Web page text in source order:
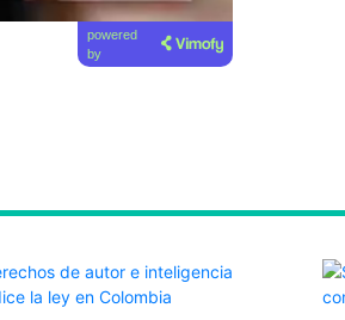
powered
by